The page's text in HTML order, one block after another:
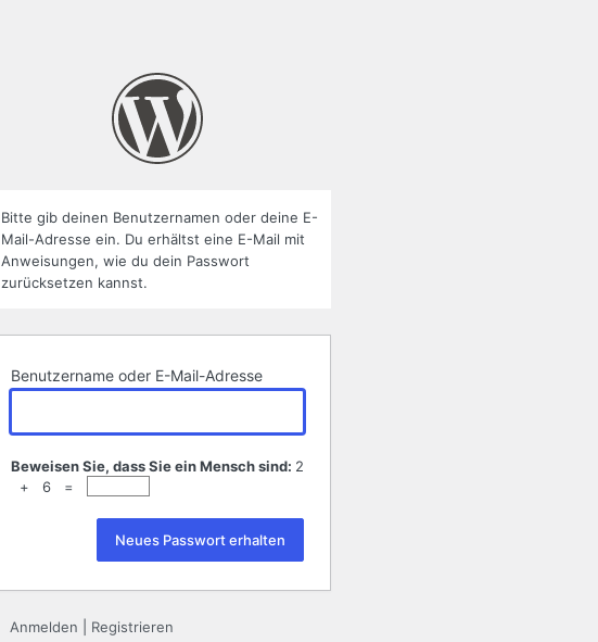
Bitte gib deinen Benutzernamen oder deine E-
Mail-Adresse ein. Du erhältst eine E-Mail mit
Anweisungen, wie du dein Passwort
zurücksetzen kannst.
Benutzername oder E-Mail-Adresse
Beweisen Sie, dass Sie ein Mensch sind: 2
+ 6 =
Anmelden Registrieren